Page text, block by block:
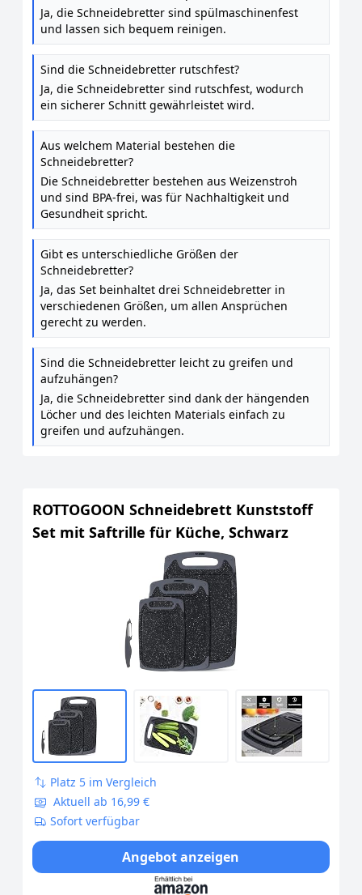
Ja, die Schneidebretter sind spülmaschinenfest
und lassen sich bequem reinigen.
Sind die Schneidebretter rutschfest?
Ja, die Schneidebretter sind rutschfest, wodurch
ein sicherer Schnitt gewährleistet wird.
Aus welchem Material bestehen die
Schneidebretter?
Die Schneidebretter bestehen aus Weizenstroh
und sind BPA-frei, was für Nachhaltigkeit und
Gesundheit spricht.
Gibt es unterschiedliche Größen der
Schneidebretter?
Ja, das Set beinhaltet drei Schneidebretter in
verschiedenen Größen, um allen Ansprüchen
gerecht zu werden.
Sind die Schneidebretter leicht zu greifen und
aufzuhängen?
Ja, die Schneidebretter sind dank der hängenden
Löcher und des leichten Materials einfach zu
greifen und aufzuhängen.
ROTTOGOON Schneidebrett Kunststoff
Set mit Saftrille für Küche, Schwarz
Platz 5 im Vergleich
Aktuell ab 16,99 €
Sofort verfügbar
Angebot anzeigen